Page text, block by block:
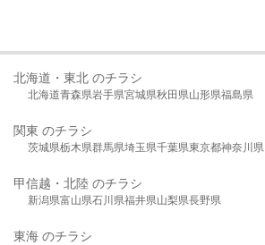
北海道・東北 のチラシ
北海道青森県岩手県宮城県秋田県山形県福島県
関東 のチラシ
茨城県栃木県群馬県埼玉県千葉県東京都神奈川県
甲信越・北陸 のチラシ
新潟県富山県石川県福井県山梨県長野県
東海 のチラシ